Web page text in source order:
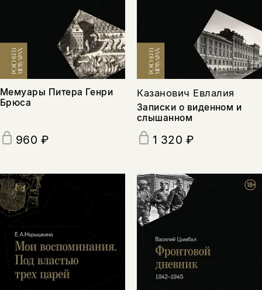
Мемуары Питера Генри
Брюса
960 ₽
Казанович Евлалия
Записки о виденном и
слышанном
1 320 ₽